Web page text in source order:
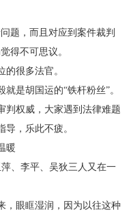
，而且对应到案件裁判
得不可思议。
很多法官。
是胡国运的“铁杆粉丝”。
判权威，大家遇到法律难题
，乐此不疲。
暖
、李平、吴狄三人又在一
眼眶湿润，因为以往这种